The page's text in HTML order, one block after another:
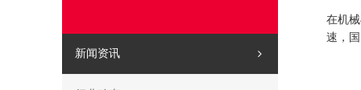
在机
速，
新闻资讯